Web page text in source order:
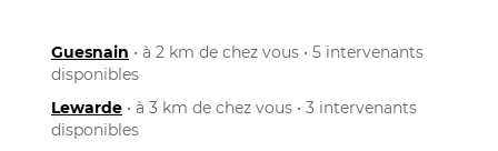
Guesnain • à 2 km de chez vous • 5 intervenants
disponibles
Lewarde • à 3 km de chez vous • 3 intervenants
disponibles